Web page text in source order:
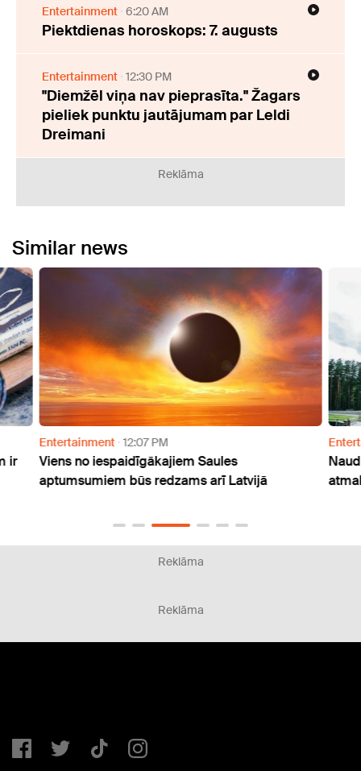
Entertainment 6:20 AM
Piektdienas horoskops: 7. augusts
Entertainment 12:30 PM
"Diemžēl viņa nav pieprasīta." Žagars
pieliek punktu jautājumam par Leldi
Dreimani
Reklāma
Similar news
ir
Entertainment 12:07 PM
Viens no iespaidīgākajiem Saules
aptumsumiem būs redzams arī Latvijā
Reklāma
Reklāma